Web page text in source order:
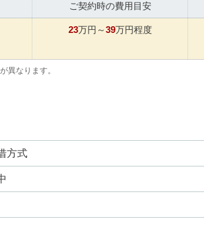
ご契約時の費用目安
23万円～39万円程度
異なります。
方式